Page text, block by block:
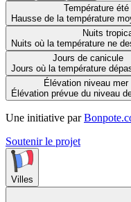
Température été
Hausse de la température
Nuits
Nuits où la température ne
Jours de canicule
Jours où la température
Élévation niveau mer
Élévation prévue du niveau
Une initiative par
Soutenir le projet
Villes